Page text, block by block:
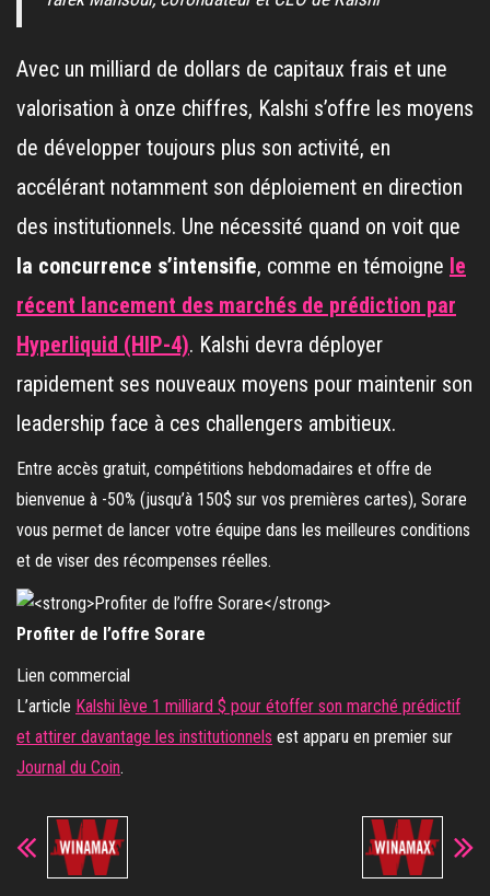
Avec un milliard de dollars de capitaux frais et une
valorisation à onze chiffres, Kalshi s’offre les moyens
de développer toujours plus son activité, en
accélérant notamment son déploiement en direction
des institutionnels. Une nécessité quand on voit que
la concurrence s’intensifie, comme en témoigne le
récent lancement des marchés de prédiction par
Hyperliquid (HIP-4). Kalshi devra déployer
rapidement ses nouveaux moyens pour maintenir son
leadership face à ces challengers ambitieux.
Entre accès gratuit, compétitions hebdomadaires et offre de
bienvenue à -50% (jusqu’à 150$ sur vos premières cartes), Sorare
vous permet de lancer votre équipe dans les meilleures conditions
et de viser des récompenses réelles.
Profiter de l’offre Sorare
Lien commercial
L’article Kalshi lève 1 milliard $ pour étoffer son marché prédictif
et attirer davantage les institutionnels est apparu en premier sur
Journal du Coin.